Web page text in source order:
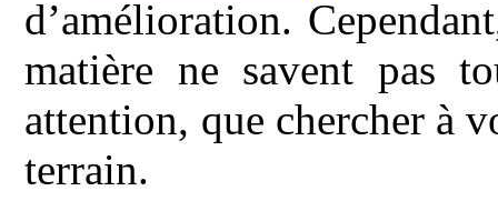
d’amélioration.
matière ne savent pas
attention, que chercher à
terrain.